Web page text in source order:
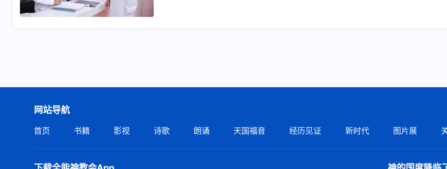
网站导航
首页 书籍 影视 诗歌 朗诵 天国福音 经历见证 新时代 图片展